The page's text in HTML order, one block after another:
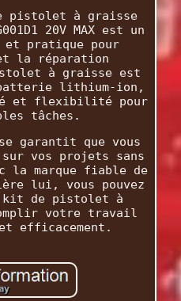
pistolet à graisse
20V MAX est un
pratique pour
la réparation
à graisse est
lithium-ion,
et flexibilité pour
tâches.
garantit que vous
vos projets sans
la marque fiable de
lui, vous pouvez
kit de pistolet à
votre travail
efficacement.